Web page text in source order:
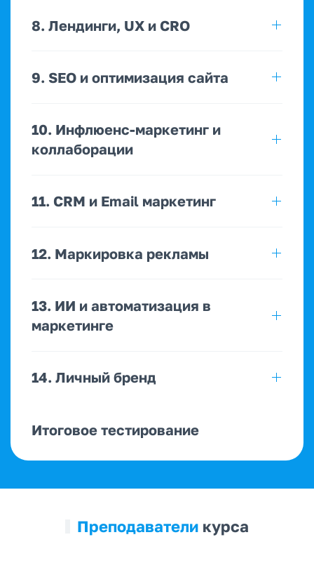
8. Лендинги, UX и CRO
9. SEO и оптимизация сайта
10. Инфлюенс-маркетинг и
коллаборации
11. CRM и Email маркетинг
12. Маркировка рекламы
13. ИИ и автоматизация в
маркетинге
14. Личный бренд
Итоговое тестирование
Преподавателикурса